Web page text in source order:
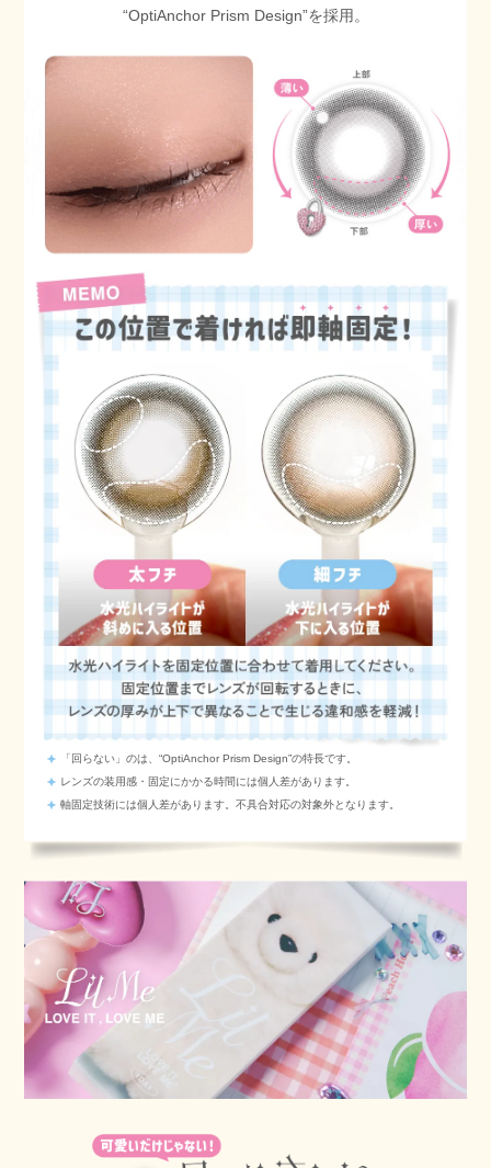
“OptiAnchor Prism Design”を採用。
「回らない」のは、“OptiAnchor Prism Design”の特長です。
レンズの装用感・固定にかかる時間には個人差があります。
軸固定技術には個人差があります。不具合対応の対象外となります。